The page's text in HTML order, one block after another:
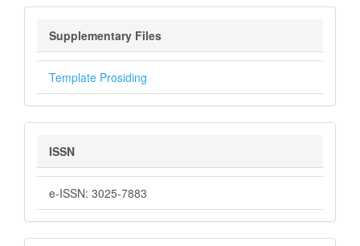
Supplementary Files
Template Prosiding
ISSN
e-ISSN: 3025-7883